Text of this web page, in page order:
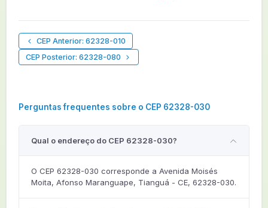
CEP Anterior: 62328-010
CEP Posterior: 62328-080
Perguntas frequentes sobre o CEP 62328-030
Qual o endereço do CEP 62328-030?
O CEP 62328-030 corresponde a Avenida Moisés
Moita, Afonso Maranguape, Tianguá - CE, 62328-030.